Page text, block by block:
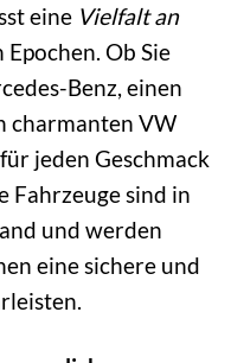
eine Vielfalt an
Ob Sie
Benz, einen
charmanten VW
jeden Geschmack
Fahrzeuge sind in
und werden
eine sichere und